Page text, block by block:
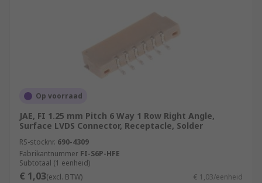
Op voorraad
JAE, FI 1.25 mm Pitch 6 Way 1 Row Right Angle,
Surface LVDS Connector, Receptacle, Solder
RS-stocknr. 690-4309
Fabrikantnummer FI-S6P-HFE
Subtotaal (1 eenheid)
€ 1,03(excl. BTW) € 1,03/eenheid